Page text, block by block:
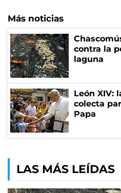
Más noticias
contra la
laguna
León XIV:
colecta
Papa
LAS MÁS LEÍDAS